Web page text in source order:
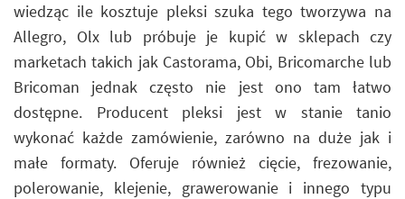
wiedząc ile kosztuje pleksi szuka tego tworzywa na
Allegro, Olx lub próbuje je kupić w sklepach czy
marketach takich jak Castorama, Obi, Bricomarche lub
Bricoman jednak często nie jest ono tam łatwo
dostępne. Producent pleksi jest w stanie tanio
wykonać każde zamówienie, zarówno na duże jak i
małe formaty. Oferuje również cięcie, frezowanie,
polerowanie, klejenie, grawerowanie i innego typu